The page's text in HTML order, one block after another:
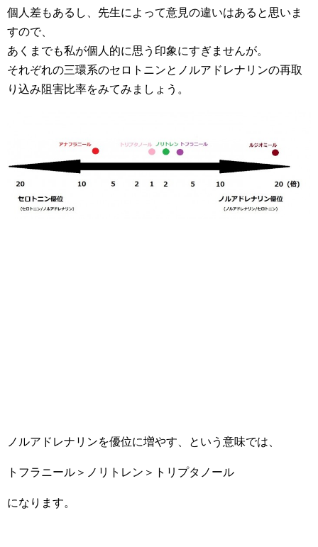
個人差もあるし、先生によって意見の違いはあると思いま
すので、
あくまでも私が個人的に思う印象にすぎませんが。
それぞれの三環系のセロトニンとノルアドレナリンの再取
り込み阻害比率をみてみましょう。
ノルアドレナリンを優位に増やす、という意味では、
トフラニール＞ノリトレン＞トリプタノール
になります。